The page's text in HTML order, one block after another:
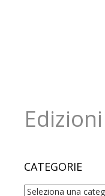
CATEGORIE
Categorie